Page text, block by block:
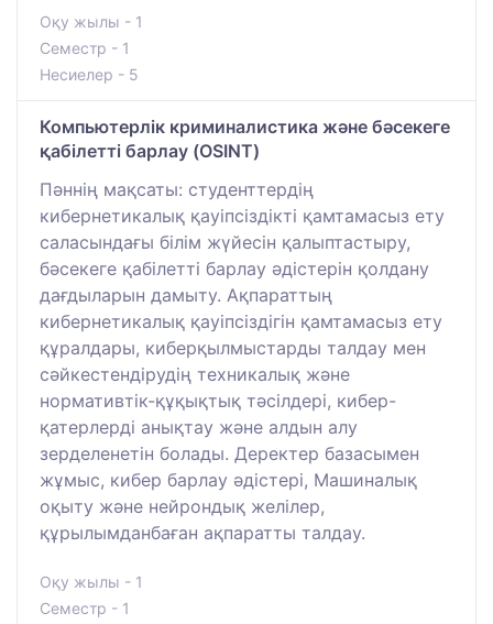
Оқу жылы - 1
Семестр - 1
Несиелер - 5
Компьютерлік криминалистика және бәсекеге
қабілетті барлау (OSINT)
Пәннің мақсаты: студенттердің
кибернетикалық қауіпсіздікті қамтамасыз ету
саласындағы білім жүйесін қалыптастыру,
бәсекеге қабілетті барлау әдістерін қолдану
дағдыларын дамыту. Ақпараттың
кибернетикалық қауіпсіздігін қамтамасыз ету
құралдары, киберқылмыстарды талдау мен
сәйкестендірудің техникалық және
нормативтік-құқықтық тәсілдері, кибер-
қатерлерді анықтау және алдын алу
зерделенетін болады. Деректер базасымен
жұмыс, кибер барлау әдістері, Машиналық
оқыту және нейрондық желілер,
құрылымданбаған ақпаратты талдау.
Оқу жылы - 1
Семестр - 1